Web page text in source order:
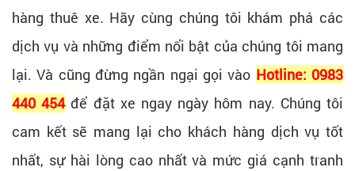
hàng thuê xe. Hãy cùng chúng tôi khám phá các
dịch vụ và những điểm nổi bật của chúng tôi mang
lại. Và cũng đừng ngần ngại gọi vào Hotline: 0983
440 454để đặt xe ngay ngày hôm nay. Chúng tôi
cam kết sẽ mang lại cho khách hàng dịch vụ tốt
nhất, sự hài lòng cao nhất và mức giá cạnh tranh